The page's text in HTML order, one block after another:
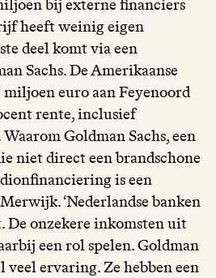
bij externe financiers
heeft weinig eigen
deel komt via een
Sachs. De Amerikaanse
euro aan Feyenoord
rente, inclusief
Goldman Sachs, een
niet direct een brandschone
is een
‘Nederlandse banken
De onzekere inkomsten uit
een rol spelen. Goldman
veel ervaring. Ze hebben een